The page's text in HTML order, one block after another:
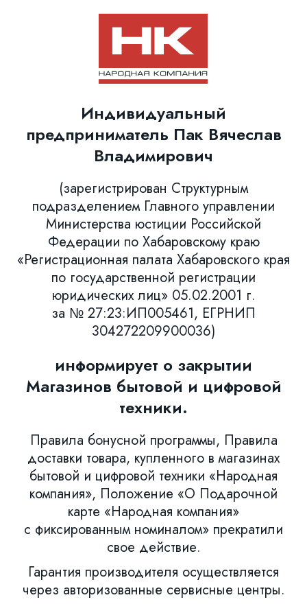
Индивидуальный
предприниматель Пак Вячеслав
Владимирович
(зарегистрирован Структурным
подразделением Главного управлении
Министерства юстиции Российской
Федерации по Хабаровскому краю
«Регистрационная палата Хабаровского края
по государственной регистрации
юридических лиц» 05.02.2001 г.
за № 27:23:ИП005461, ЕГРНИП
304272209900036)
информирует о закрытии
Магазинов бытовой и цифровой
техники.
Правила бонусной программы, Правила
доставки товара, купленного в магазинах
бытовой и цифровой техники «Народная
компания», Положение «О Подарочной
карте «Народная компания»
с фиксированным номиналом» прекратили
свое действие.
Гарантия производителя осуществляется
через авторизованные сервисные центры.